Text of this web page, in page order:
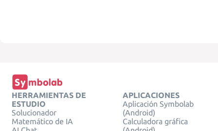
HERRAMIENTAS DE
ESTUDIO
Solucionador
Matemático de IA
APLICACIONES
Aplicación Symbolab
(Android)
Calculadora gráfica